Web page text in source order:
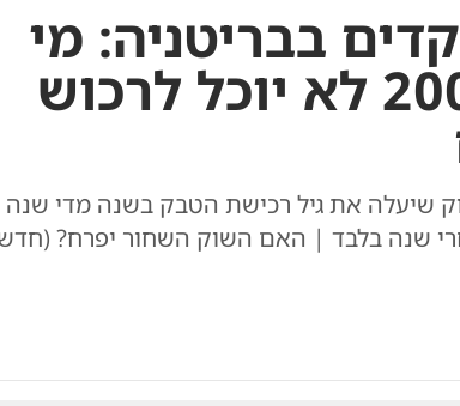
בבריטניה: מי
שנולד מ-2009 לא יוכל לרכוש
שיעלה את גיל רכישת הטבק בשנה מדי שנה
שנה בלבד | האם השוק השחור יפרח?